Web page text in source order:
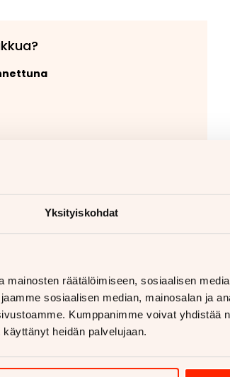
Yksityiskohdat
mainosten räätälöimiseen, sosiaalisen
sosiaalisen median, mainosalan ja
Kumppanimme voivat yhdistää
heidän palvelujaan.